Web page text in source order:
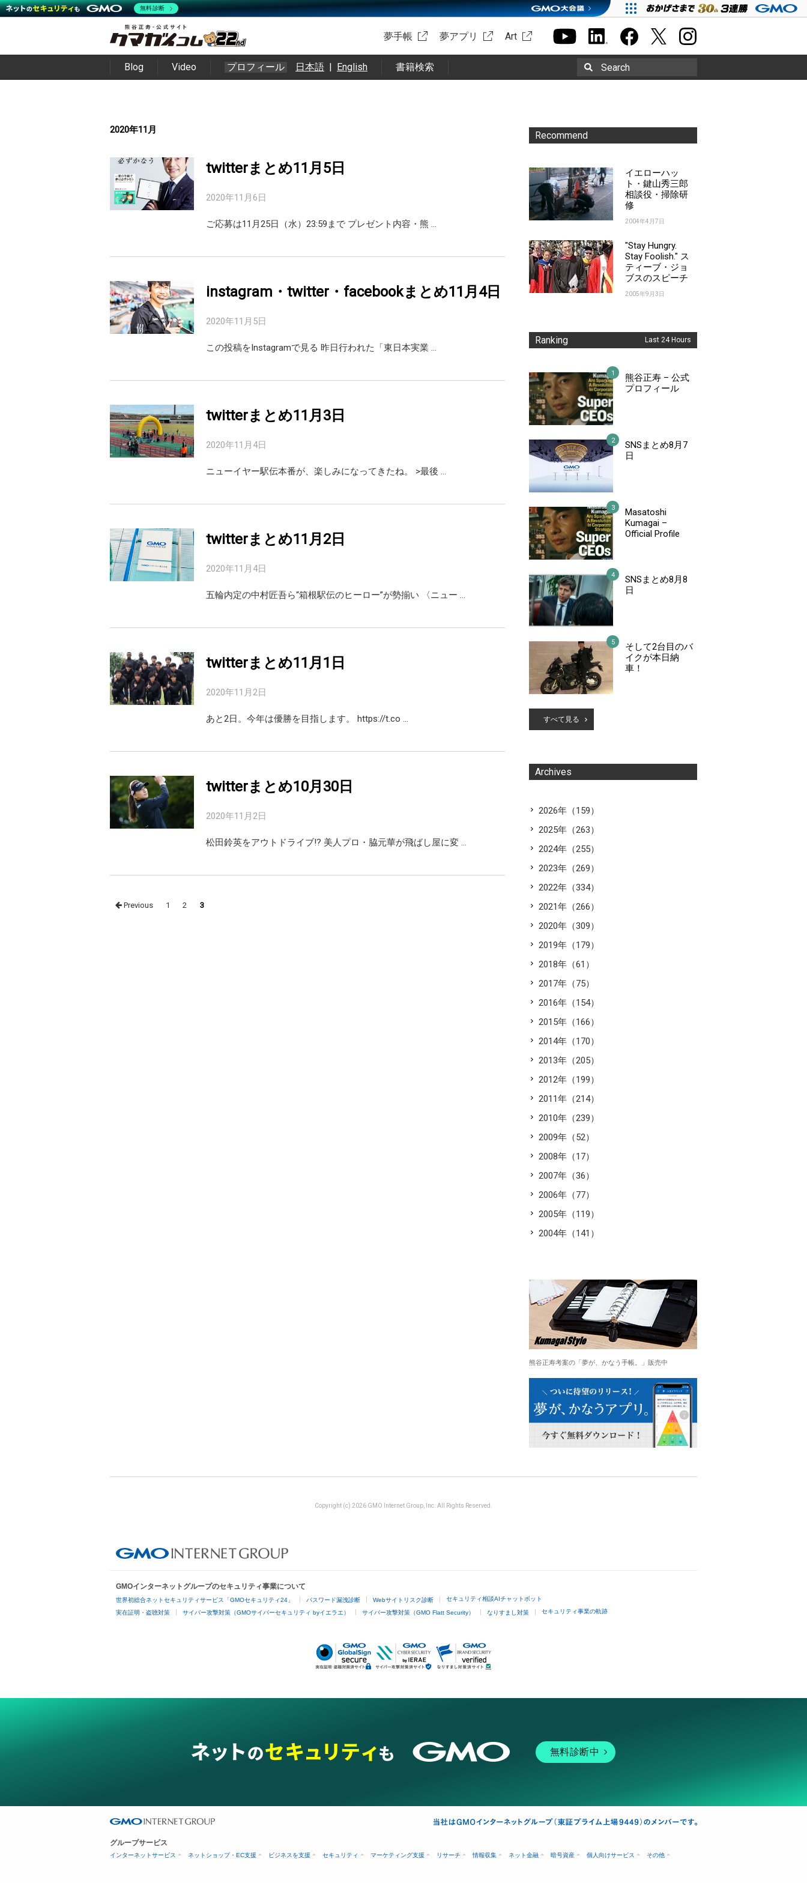
夢手帳 夢アプリ Art
Blog Video プロフィール 日本語 | English 書籍検索 Search
2020年11月
twitterまとめ11月5日
2020年11月6日
ご応募は11月25日（水）23:59まで プレゼント内容・熊 …
instagram・twitter・facebookまとめ11月4日
2020年11月5日
この投稿をInstagramで見る 昨日行われた「東日本実業 …
twitterまとめ11月3日
2020年11月4日
ニューイヤー駅伝本番が、楽しみになってきたね。 >最後 …
twitterまとめ11月2日
2020年11月4日
五輪内定の中村匠吾ら“箱根駅伝のヒーロー”が勢揃い 〈ニュー …
twitterまとめ11月1日
2020年11月2日
あと2日。今年は優勝を目指します。 https://t.co …
twitterまとめ10月30日
2020年11月2日
松田鈴英をアウトドライブ!? 美人プロ・脇元華が飛ばし屋に変 …
PostsPrevious 1 2 3
Recommend
イエローハッ
ト・鍵山秀三郎
相談役・掃除研
修
2004年4月7日
"Stay Hungry.
Stay Foolish." ス
ティーブ・ジョ
ブスのスピーチ
2005年9月3日
Ranking Last 24 Hours
熊谷正寿 – 公式
プロフィール
SNSまとめ8月7
日
Masatoshi
Kumagai –
Official Profile
SNSまとめ8月8
日
そして2台目のバ
イクが本日納
車！
すべて見る
Archives
2026年（159）
2025年（263）
2024年（255）
2023年（269）
2022年（334）
2021年（266）
2020年（309）
2019年（179）
2018年（61）
2017年（75）
2016年（154）
2015年（166）
2014年（170）
2013年（205）
2012年（199）
2011年（214）
2010年（239）
2009年（52）
2008年（17）
2007年（36）
2006年（77）
2005年（119）
2004年（141）
熊谷正寿考案の「夢が、かなう手帳。」販売中
Copyright (c) 2026 GMO Internet Group, Inc. All Rights Reserved.
GMOインターネットグループのセキュリティ事業について
世界初総合ネットセキュリティサービス「GMOセキュリティ24」 パスワード漏洩診断 Webサイトリスク診断 セキュリティ相談AIチャットボット
実在証明・盗聴対策 サイバー攻撃対策（GMOサイバーセキュリティ byイエラエ） サイバー攻撃対策（GMO Flatt Security） なりすまし対策 セキュリティ事業の軌跡
無料診断中
グループサービス
インターネットサービス ネットショップ・EC支援 ビジネスを支援 セキュリティ マーケティング支援 リサーチ 情報収集 ネット金融 暗号資産 個人向けサービス その他
無料診断